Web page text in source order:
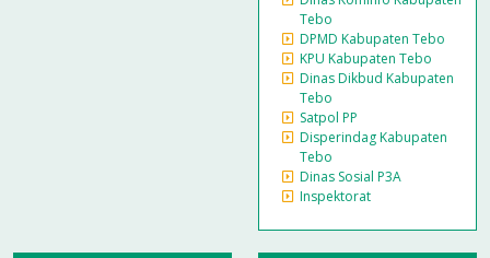
Tebo
DPMD Kabupaten Tebo
KPU Kabupaten Tebo
Dinas Dikbud Kabupaten
Tebo
Satpol PP
Disperindag Kabupaten
Tebo
Dinas Sosial P3A
Inspektorat